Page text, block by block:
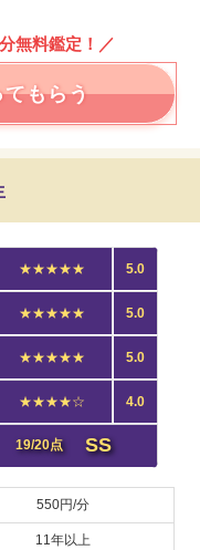
無料鑑定！／
もらう
★★★★★ 5.0
★★★★★ 5.0
★★★★★ 5.0
★★★★☆ 4.0
19/20点 SS
550円/分
11年以上